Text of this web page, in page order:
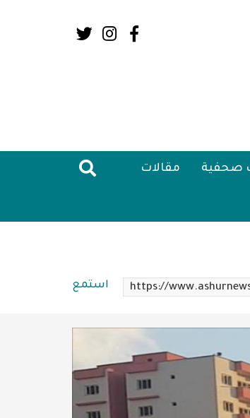
Social
صحفية مقالات
استمع https://